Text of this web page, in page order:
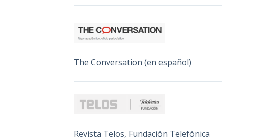
The Conversation (en español)
Revista Telos, Fundación Telefónica